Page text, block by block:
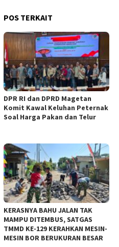
POS TERKAIT
DPR RI dan DPRD Magetan
Komit Kawal Keluhan Peternak
Soal Harga Pakan dan Telur
KERASNYA BAHU JALAN TAK
MAMPU DITEMBUS, SATGAS
TMMD KE-129 KERAHKAN MESIN-
MESIN BOR BERUKURAN BESAR